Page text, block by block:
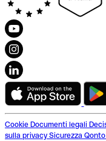
Cookie Documenti legali
sulla privacy Sicurezza